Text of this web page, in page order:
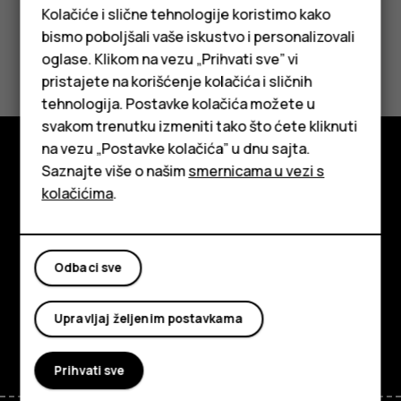
Pametni telefoni
Klasični telefoni
Tableti
Da li vam je ovo bilo korisno?
Da Ne
Istražite
Planet and people
Podrška
FacebookInstagram
TiktokYoutubeLinkedinDiscord
Kolačiće i slične tehnologije koristimo kako
bismo poboljšali vaše iskustvo i personalizovali
oglase. Klikom na vezu „Prihvati sve” vi
pristajete na korišćenje kolačića i sličnih
tehnologija. Postavke kolačića možete u
svakom trenutku izmeniti tako što ćete kliknuti
na vezu „Postavke kolačića” u dnu sajta.
Saznajte više o našimsmernicama u vezi s
kolačićima.
Odbaci sve
Upravljaj željenim postavkama
Prihvati sve